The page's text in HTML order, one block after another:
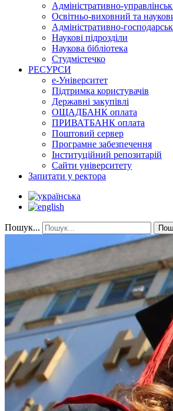
Адміністративно-
Освітньо-виховний та
Адміністративно-
Наукові підрозділи
Наукова бібліотека
Студмістечко
РЕСУРСИ
е-Університет
Підтримка користувачів
Державні закупівлі
ОЩАДБАНК оплата
ПРИВАТБАНК оплата
Поштовий сервер
Програмне забезпечення
Інституційний репозитарій
Сайти університету
Запитати у ректора
Пошук...